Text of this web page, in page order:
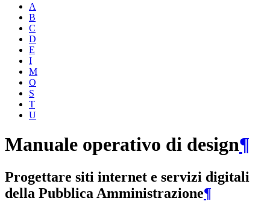
A
B
C
D
E
I
M
O
S
T
U
Manuale operativo di design¶
Progettare siti internet e servizi digitali
della Pubblica Amministrazione¶